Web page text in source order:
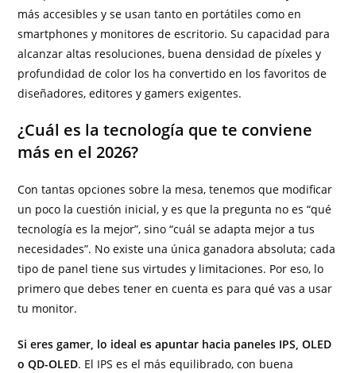
más accesibles y se usan tanto en portátiles como en
smartphones y monitores de escritorio. Su capacidad para
alcanzar altas resoluciones, buena densidad de píxeles y
profundidad de color los ha convertido en los favoritos de
diseñadores, editores y gamers exigentes.
¿Cuál es la tecnología que te conviene
más en el 2026?
Con tantas opciones sobre la mesa, tenemos que modificar
un poco la cuestión inicial, y es que la pregunta no es “qué
tecnología es la mejor”, sino “cuál se adapta mejor a tus
necesidades”. No existe una única ganadora absoluta; cada
tipo de panel tiene sus virtudes y limitaciones. Por eso, lo
primero que debes tener en cuenta es para qué vas a usar
tu monitor.
Si eres gamer, lo ideal es apuntar hacia paneles IPS, OLED
o QD-OLED. El IPS es el más equilibrado, con buena